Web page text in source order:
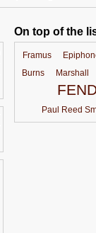
On top of the
Framus
Burns
Marshall
Paul Reed